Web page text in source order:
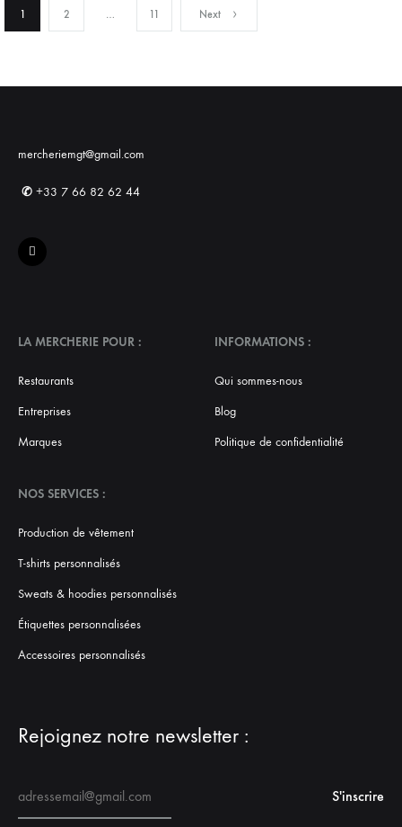
PAGINATION
DES
1 2 … 11 Next
mercheriemgt@gmail.com
✆ +33 7 66 82 62 44
LA MERCHERIE POUR :
Restaurants
Entreprises
Marques
NOS SERVICES :
Production de vêtement
T-shirts personnalisés
Sweats & hoodies personnalisés
Étiquettes personnalisées
Accessoires personnalisés
INFORMATIONS :
Qui sommes-nous
Blog
Politique de confidentialité
Rejoignez notre newsletter :